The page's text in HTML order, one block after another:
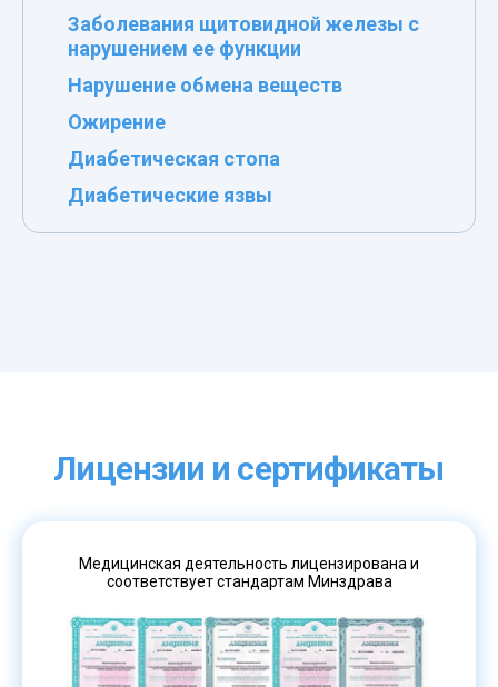
Заболевания щитовидной железы с
нарушением ее функции
Нарушение обмена веществ
Ожирение
Диабетическая стопа
Диабетические язвы
Лицензии и сертификаты
Медицинская деятельность лицензирована и
соответствует стандартам Минздрава